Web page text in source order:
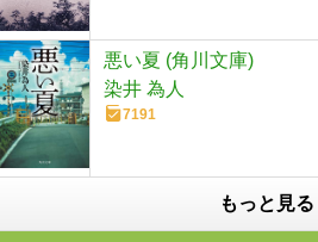
悪い夏 (角川文庫)
染井 為人
7191
もっと見る